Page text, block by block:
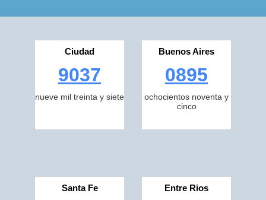
Ciudad
9037
nueve mil treinta y siete
Buenos Aires
0895
ochocientos noventa y
cinco
Santa Fe Entre Rios